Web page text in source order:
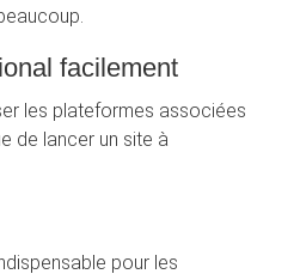
facilement
les plateformes associées
de lancer un site à
pour les